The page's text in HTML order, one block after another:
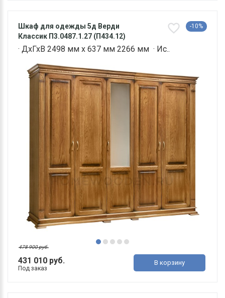
Шкаф для одежды 5д Верди
Классик П3.0487.1.27 (П434.12)
-10%
· ДхГхВ 2498 мм х 637 мм 2266 мм · Ис..
431 010 руб.
478 900 руб.
Под заказ
В корзину